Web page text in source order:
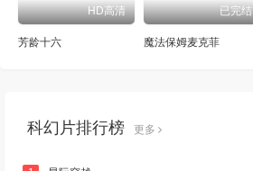
HD高清
芳龄十六
已完结
魔法保姆麦克菲
科幻片排行榜 更多